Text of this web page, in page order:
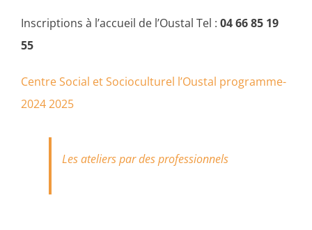
Inscriptions à l’accueil de l’Oustal Tel : 04 66 85 19
55
Centre Social et Socioculturel l’Oustal programme-
2024 2025
Les ateliers par des professionnels